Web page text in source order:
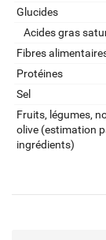
Glucides
Acides gras
Fibres
Protéines
Sel
Fruits‚ légumes‚
olive (estimation
ingrédients)